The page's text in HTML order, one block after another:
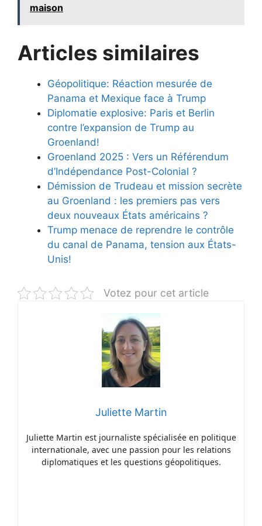
maison
Articles similaires
Géopolitique: Réaction mesurée de
Panama et Mexique face à Trump
Diplomatie explosive: Paris et Berlin
contre l’expansion de Trump au
Groenland!
Groenland 2025 : Vers un Référendum
d’Indépendance Post-Colonial ?
Démission de Trudeau et mission secrète
au Groenland : les premiers pas vers
deux nouveaux États américains ?
Trump menace de reprendre le contrôle
du canal de Panama, tension aux États-
Unis!
Votez pour cet article
Juliette Martin
Juliette Martin est journaliste spécialisée en politique
internationale, avec une passion pour les relations
diplomatiques et les questions géopolitiques.